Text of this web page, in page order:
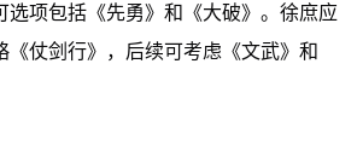
项包括《先勇》和《大破》。 徐庶应
《仗剑行》，后续可考虑《文武》和